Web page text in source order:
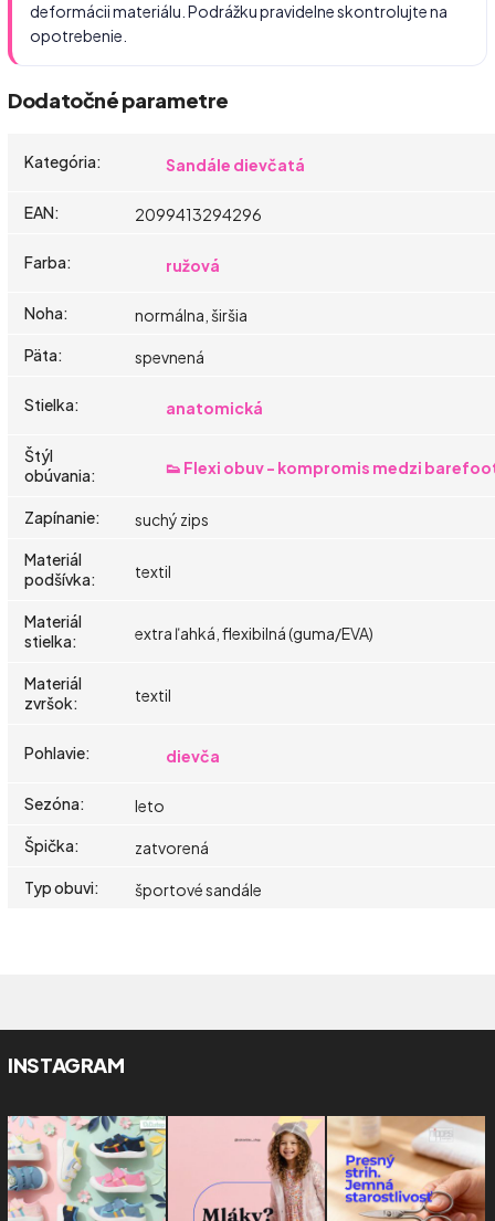
deformácii materiálu. Podrážku pravidelne skontrolujte na
opotrebenie.
Dodatočné parametre
Kategória: Sandále dievčatá
EAN: 2099413294296
Farba: ružová
Noha:
normálna, širšia
Päta: spevnená
Stielka: anatomická
Štýl
obúvania: 👟 Flexi obuv - kompromis medzi
Zapínanie:
suchý zips
Materiál
podšívka: textil
Materiál
stielka: extra ľahká, flexibilná (guma/EVA)
Materiál
zvršok: textil
Pohlavie: dievča
Sezóna:
leto
Špička:
zatvorená
Typ obuvi: športové sandále
INSTAGRAM